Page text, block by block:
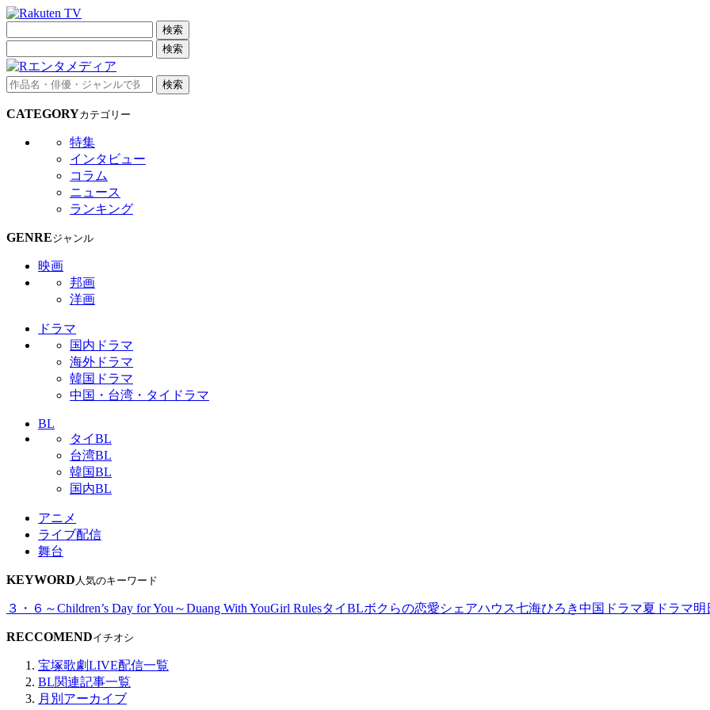
検索
検索
検索
CATEGORYカテゴリー
特集
インタビュー
コラム
ニュース
ランキング
GENREジャンル
映画
邦画
洋画
ドラマ
国内ドラマ
海外ドラマ
韓国ドラマ
中国・台湾・タイドラマ
BL
タイBL
台湾BL
韓国BL
国内BL
アニメ
ライブ配信
舞台
KEYWORD 人気のキーワード
３・６～Children’s Day for You～Duang With YouGirl RulesタイBLボクらの恋愛シェアハウス七海ひろき中国ドラマ夏ドラマ明
RECCOMENDイチオシ
宝塚歌劇LIVE配信一覧
BL関連記事一覧
月別アーカイブ